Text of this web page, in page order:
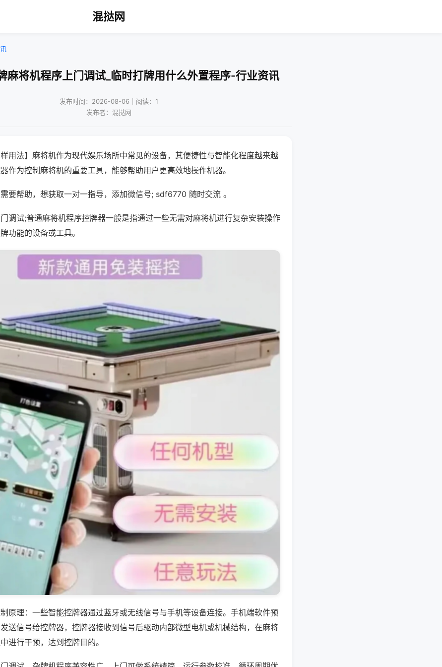
混挞网
麻将机程序上门调试_临时打牌用什么外置程序-行业资讯
发布时间：2026-08-06｜阅读：1
发布者：混挞网
样用法】麻将机作为现代娱乐场所中常见的设备，其便捷性与智能化程度越来越
作为控制麻将机的重要工具，能够帮助用户更高效地操作机器。
要帮助，想获取一对一指导，添加微信号; sdf6770 随时交流 。
调试;普通麻将机程序控牌器一般是指通过一些无需对麻将机进行复杂安装操作
功能的设备或工具。
原理：一些智能控牌器通过蓝牙或无线信号与手机等设备连接。手机端软件预
送信号给控牌器，控牌器接收到信号后驱动内部微型电机或机械结构，在麻将
进行干预，达到控牌目的。